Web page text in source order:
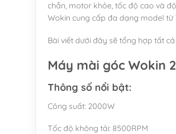
chắn, motor khỏe, tốc độ cao và
Wokin cung cấp đa dạng model từ
Bài viết dưới đây sẽ tổng hợp tất
Máy mài góc Wokin
Thông số nổi bật:
Công suất: 2000W
Tốc độ không tải: 8500RPM